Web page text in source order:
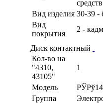
Вид изделия 30-39 -
Вид
покрытия
2 -
Диск контактный
Кол-во на
"4310,
43105"
1
Модель
Группа